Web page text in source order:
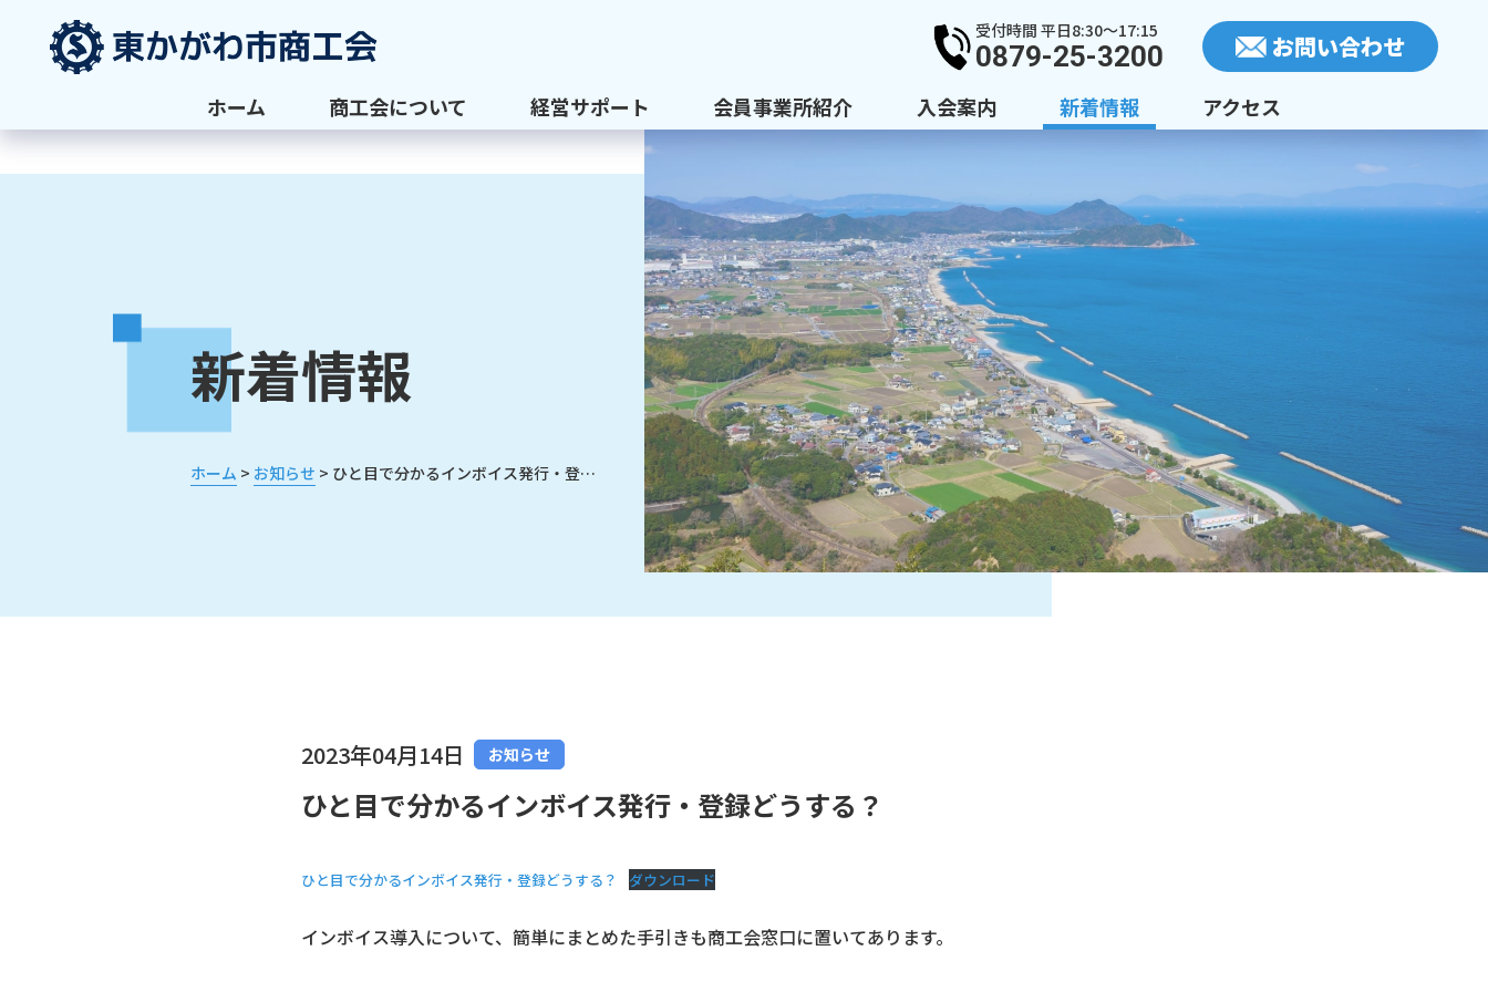
受付時間 平日8:30〜17:15
0879-25-3200 お問い合わせ
ホーム 商工会について 経営サポート 会員事業所紹介 入会案内 新着情報 アクセス
新着情報
ホーム > お知らせ > ひと目で分かるインボイス発行・登録どうする？
2023年04月14日 お知らせ
ひと目で分かるインボイス発行・登録どうする？
ひと目で分かるインボイス発行・登録どうする？ ダウンロード
インボイス導入について、簡単にまとめた手引きも商工会窓口に置いてあります。